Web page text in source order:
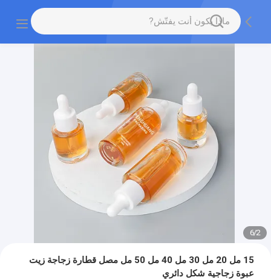
2
/
6
15 مل 20 مل 30 مل 40 مل 50 مل مصل قطارة زجاجة زيت
عبوة زجاجية شكل دائري